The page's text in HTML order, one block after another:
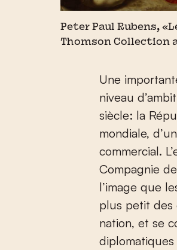
Peter Paul Rubens,
Thomson Collection
Une
niveau
siècle: la
mondiale,
commercial.
Compagnie
l’image que
plus petit des
nation, et se
diplomatiques